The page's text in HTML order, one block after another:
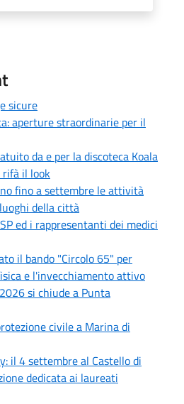
sicure
aperture straordinarie per il
da e per la discoteca Koala
rifà il look
fino a settembre le attività
della città
ed i rappresentanti dei medici
il bando "Circolo 65" per
e l'invecchiamento attivo
si chiude a Punta
civile a Marina di
il 4 settembre al Castello di
dedicata ai laureati